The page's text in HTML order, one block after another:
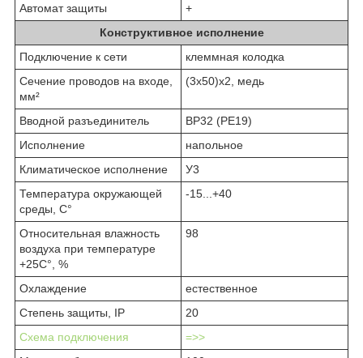
Автомат защиты
+
Конструктивное исполнение
Подключение к сети
клеммная колодка
Сечение проводов на входе,
мм²
(3х50)х2, медь
Вводной разъединитель
ВР32 (РЕ19)
Исполнение
напольное
Климатическое исполнение
У3
Температура окружающей
среды, С°
-15...+40
Относительная влажность
воздуха при температуре
+25С°, %
98
Охлаждение
естественное
Степень защиты, IP
20
Схема подключения
=>>